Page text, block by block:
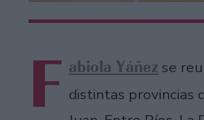
F abiola Yáñez se
distintas provincias